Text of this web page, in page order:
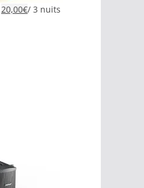
20,00€/ 3 nuits